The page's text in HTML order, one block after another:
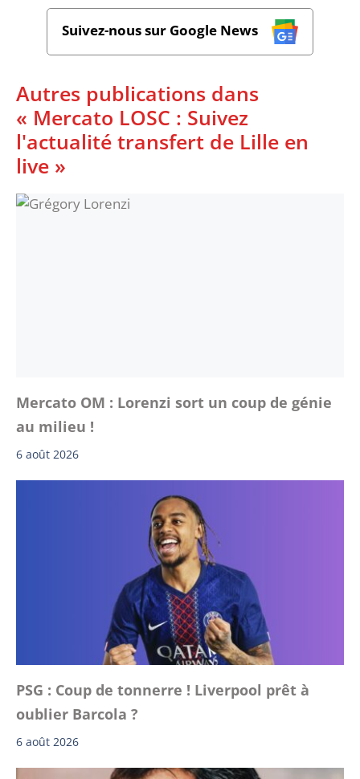
Suivez-nous sur Google News
Autres publications dans
« Mercato LOSC : Suivez
l'actualité transfert de Lille en
live »
Mercato OM : Lorenzi sort un coup de génie
au milieu !
6 août 2026
PSG : Coup de tonnerre ! Liverpool prêt à
oublier Barcola ?
6 août 2026